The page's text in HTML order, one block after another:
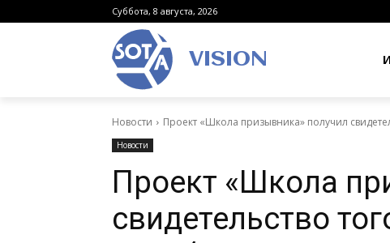
Суббота, 8 августа, 2026
VISION
Новости Проект «Школа призывника» получил
Новости
Проект «Школа
свидетельство